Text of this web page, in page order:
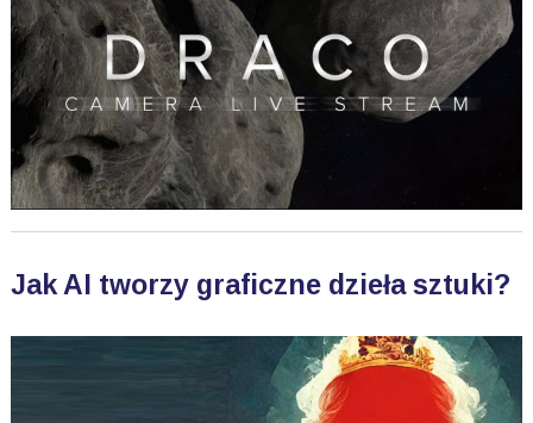
Jak AI tworzy graficzne dzieła sztuki?